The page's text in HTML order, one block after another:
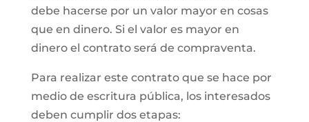
debe hacerse por un valor mayor en cosas
que en dinero. Si el valor es mayor en
dinero el contrato será de compraventa.
Para realizar este contrato que se hace por
medio de escritura pública, los interesados
deben cumplir dos etapas: